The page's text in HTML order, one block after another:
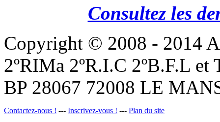
Consultez les
Copyright © 2008 - 2014
2ºRIMa 2ºR.I.C 2ºB.F.L
BP 28067 72008 LE
Contactez-nous ! --- Inscrivez-vous ! --- Plan du site